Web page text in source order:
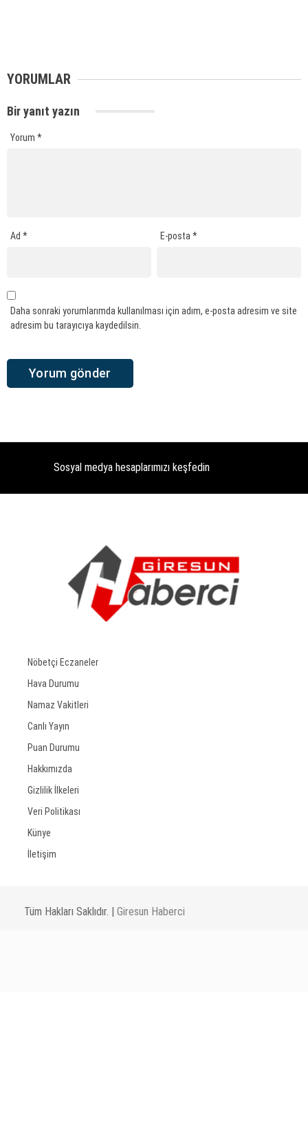
YORUMLAR
Bir yanıt yazın
Yorum *
Ad * E-posta*
Daha sonraki yorumlarımda kullanılması için adım, e-posta adresim ve site
adresim bu tarayıcıya kaydedilsin.
Sosyal medya hesaplarımızı keşfedin
Nöbetçi Eczaneler
Hava Durumu
Namaz Vakitleri
Canlı Yayın
Puan Durumu
Hakkımızda
Gizlilik İlkeleri
Veri Politikası
Künye
İletişim
Tüm Hakları Saklıdır. | Giresun Haberci